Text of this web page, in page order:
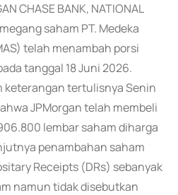
CHASE BANK, NATIONAL
saham PT. Medeka
telah menambah porsi
tanggal 18 Juni 2026.
keterangan tertulisnya Senin
JPMorgan telah membeli
lembar saham diharga
penambahan saham
Receipts (DRs) sebanyak
namun tidak disebutkan